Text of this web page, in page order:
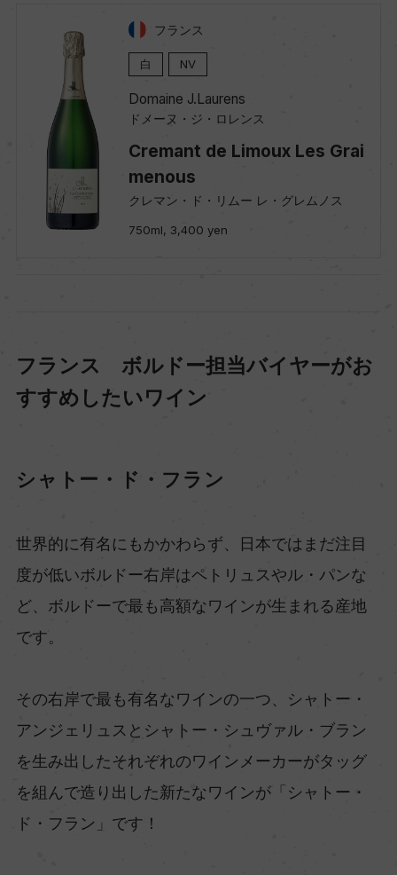
フランス
白 NV
Domaine J.Laurens
ドメーヌ・ジ・ロレンス
Cremant de Limoux Les Grai
menous
クレマン・ド・リムー レ・グレムノス
750ml, 3,400 yen
フランス ボルドー担当バイヤーがお
すすめしたいワイン
シャトー・ド・フラン
世界的に有名にもかかわらず、日本ではまだ注目
度が低いボルドー右岸はペトリュスやル・パンな
ど、ボルドーで最も高額なワインが生まれる産地
です。
その右岸で最も有名なワインの一つ、シャトー・
アンジェリュスとシャトー・シュヴァル・ブラン
を生み出したそれぞれのワインメーカーがタッグ
を組んで造り出した新たなワインが「シャトー・
ド・フラン」です！